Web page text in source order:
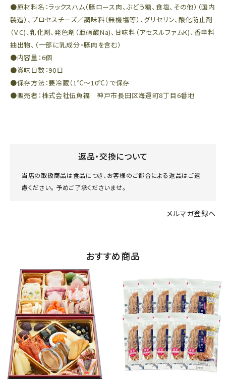
●原材料名：ラックスハム（豚ロース肉、ぶどう糖、食塩、その他）（国内
製造）、プロセスチーズ／調味料（無機塩等）、グリセリン、酸化防止剤
（V.C)、乳化剤、発色剤（亜硝酸Na)、甘味料（アセスルファムK)、香辛料
抽出物、（一部に乳成分・豚肉を含む）
●内容量：6個
●賞味日数：90日
●保存方法：要冷蔵（1℃～10℃）で保存
●販売者：株式会社伍魚福 神戸市長田区海運町8丁目6番地
返品・交換について
当店の取扱商品は食品につき、お客様のご都合による返品はご遠
慮ください。 予めご了承くださいませ。
メルマガ登録へ
おすすめ商品